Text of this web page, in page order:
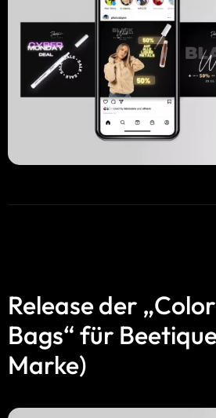
Release der
Bags“ für
Marke)